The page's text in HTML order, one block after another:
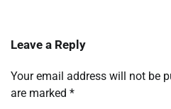
Leave a Reply
Your email address will not be
are marked *